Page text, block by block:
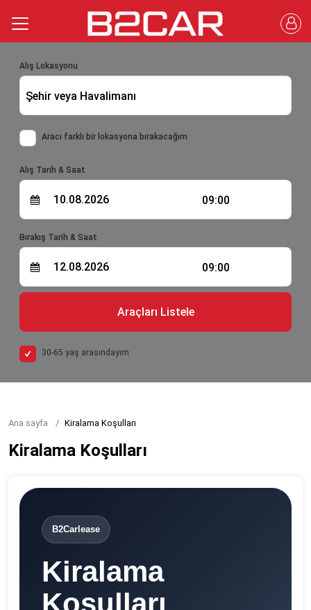
Alış Lokasyonu
Şehir veya Havalimanı
Aracı farklı bir lokasyona bırakacağım
Alış Tarih & Saat
09:00
Bırakış Tarih & Saat
09:00
Araçları Listele
30-65 yaş arasındayım
Ana sayfa Kiralama Koşulları
Kiralama Koşulları
B2Carlease
Kiralama
Koşulları